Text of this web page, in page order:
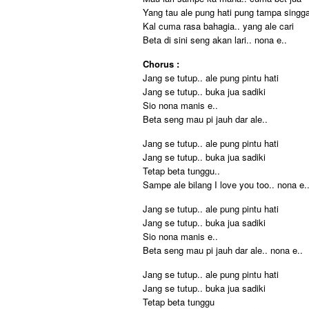
Yang tau ale pung hati pung tampa
Kal cuma rasa bahagia.. yang ale cari
Beta di sini seng akan lari.. nona e..
Chorus :
Jang se tutup.. ale pung pintu hati
Jang se tutup.. buka jua sadiki
Sio nona manis e..
Beta seng mau pi jauh dar ale..
Jang se tutup.. ale pung pintu hati
Jang se tutup.. buka jua sadiki
Tetap beta tunggu..
Sampe ale bilang I love you too.. nona e..
Jang se tutup.. ale pung pintu hati
Jang se tutup.. buka jua sadiki
Sio nona manis e..
Beta seng mau pi jauh dar ale.. nona e..
Jang se tutup.. ale pung pintu hati
Jang se tutup.. buka jua sadiki
Tetap beta tunggu